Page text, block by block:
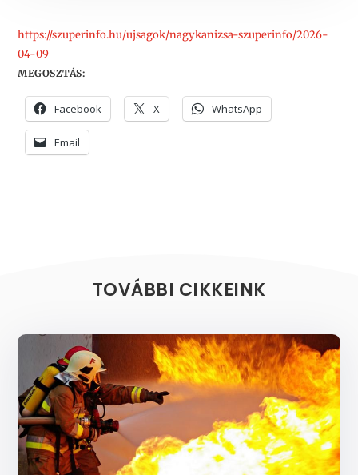
https://szuperinfo.hu/ujsagok/nagykanizsa-szuperinfo/2026-
04-09
MEGOSZTÁS:
Facebook X WhatsApp
Email
TOVÁBBI CIKKEINK